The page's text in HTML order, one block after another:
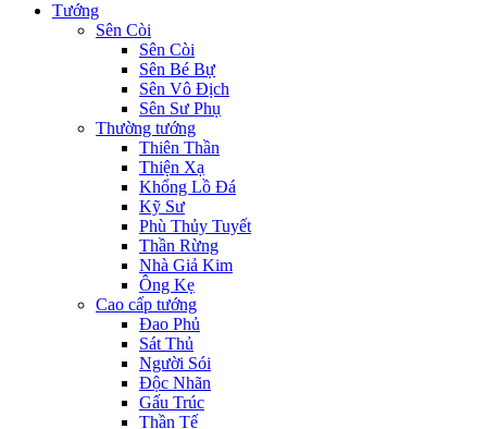
Tướng
Sên Còi
Sên Còi
Sên Bé Bự
Sên Vô Địch
Sên Sư Phụ
Thường tướng
Thiên Thần
Thiện Xạ
Khổng Lồ Đá
Kỹ Sư
Phù Thủy Tuyết
Thần Rừng
Nhà Giả Kim
Ông Kẹ
Cao cấp tướng
Đao Phủ
Sát Thủ
Người Sói
Độc Nhãn
Gấu Trúc
Thần Tế